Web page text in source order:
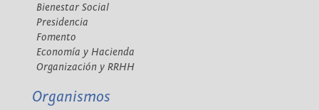
Bienestar Social
Presidencia
Fomento
Economía y Hacienda
Organización y RRHH
Organismos